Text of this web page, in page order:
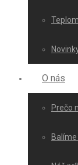
O nás
Prečo